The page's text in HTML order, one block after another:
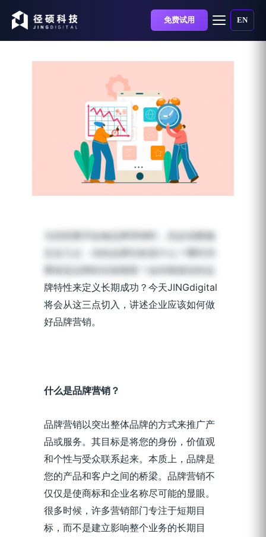
免费试用 EN
牌营销，这几点非常重
要！
发布时间：2021-02-26 | 阅读时长：5 分钟
当您想要开始做品牌营销时，您必须要确
费者是品牌的目标顾客？如何根据你的品
牌特性来定义长期成功？今天JINGdigital
将会从这三点切入，讲述企业应该如何做
好品牌营销。
什么是品牌营销？
品牌营销以突出整体品牌的方式来推广产
品或服务。其目标是将您的身份，价值观
和个性与受众联系起来。本质上，品牌是
您的产品和客户之间的桥梁。品牌营销不
仅仅是使商标和企业名称尽可能的显眼。
很多时候，许多营销部门专注于短期目
标，而不是建立影响整个业务的长期目